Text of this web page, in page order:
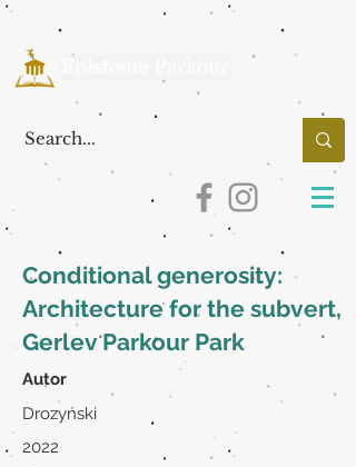
Conditional generosity:
Architecture for the subvert,
Gerlev Parkour Park
Autor
Drozyński
2022